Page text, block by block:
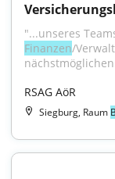
Finanzen/
RSAG AöR
Siegburg, Raum